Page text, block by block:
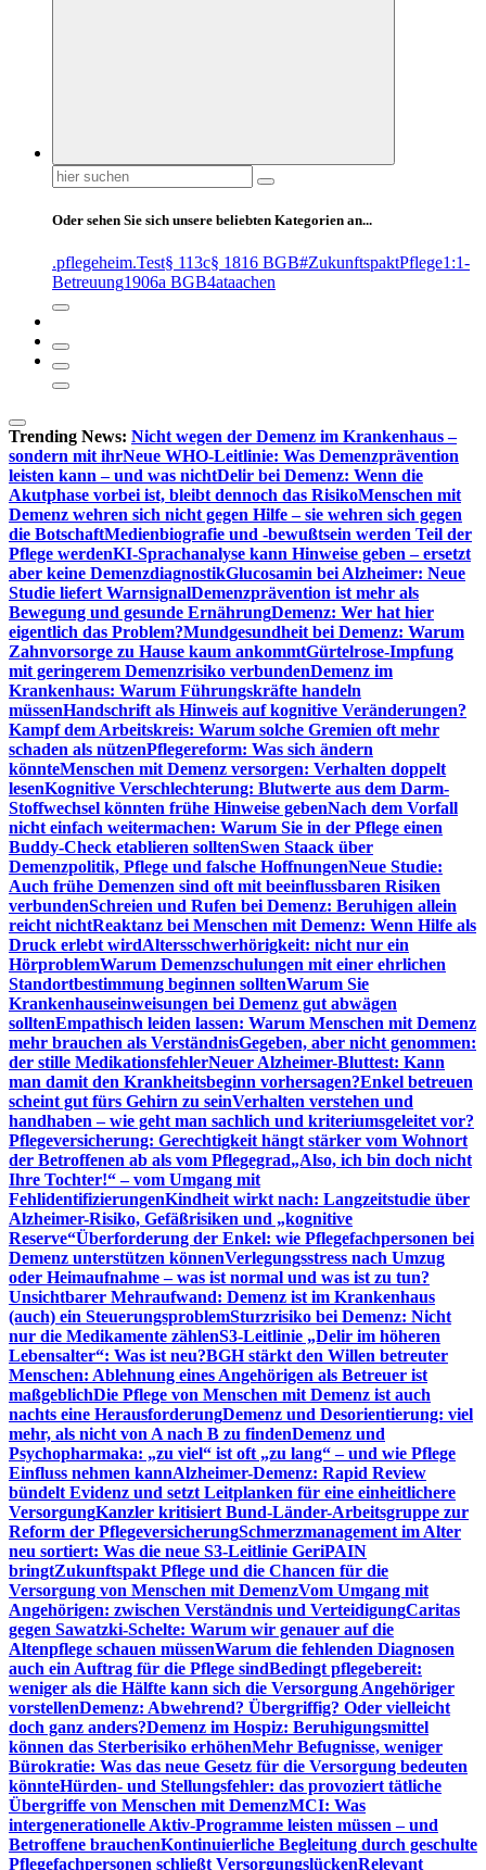
Suchen
nach:
Oder sehen Sie sich unsere beliebten Kategorien an...
.pflegeheim.Test§ 113c§ 1816 BGB#ZukunftspaktPflege1:1-
Betreuung1906a BGB4ataachen
Trending News: Nicht wegen der Demenz im Krankenhaus –
sondern mit ihrNeue WHO-Leitlinie: Was Demenzprävention
leisten kann – und was nichtDelir bei Demenz: Wenn die
Akutphase vorbei ist, bleibt dennoch das RisikoMenschen mit
Demenz wehren sich nicht gegen Hilfe – sie wehren sich gegen
die BotschaftMedienbiografie und -bewußtsein werden Teil der
Pflege werdenKI-Sprachanalyse kann Hinweise geben – ersetzt
aber keine DemenzdiagnostikGlucosamin bei Alzheimer: Neue
Studie liefert WarnsignalDemenzprävention ist mehr als
Bewegung und gesunde ErnährungDemenz: Wer hat hier
eigentlich das Problem?Mundgesundheit bei Demenz: Warum
Zahnvorsorge zu Hause kaum ankommtGürtelrose-Impfung
mit geringerem Demenzrisiko verbundenDemenz im
Krankenhaus: Warum Führungskräfte handeln
müssenHandschrift als Hinweis auf kognitive Veränderungen?
Kampf dem Arbeitskreis: Warum solche Gremien oft mehr
schaden als nützenPflegereform: Was sich ändern
könnteMenschen mit Demenz versorgen: Verhalten doppelt
lesenKognitive Verschlechterung: Blutwerte aus dem Darm-
Stoffwechsel könnten frühe Hinweise gebenNach dem Vorfall
nicht einfach weitermachen: Warum Sie in der Pflege einen
Buddy-Check etablieren solltenSwen Staack über
Demenzpolitik, Pflege und falsche HoffnungenNeue Studie:
Auch frühe Demenzen sind oft mit beeinflussbaren Risiken
verbundenSchreien und Rufen bei Demenz: Beruhigen allein
reicht nichtReaktanz bei Menschen mit Demenz: Wenn Hilfe als
Druck erlebt wirdAltersschwerhörigkeit: nicht nur ein
HörproblemWarum Demenzschulungen mit einer ehrlichen
Standortbestimmung beginnen solltenWarum Sie
Krankenhauseinweisungen bei Demenz gut abwägen
solltenEmpathisch leiden lassen: Warum Menschen mit Demenz
mehr brauchen als VerständnisGegeben, aber nicht genommen:
der stille MedikationsfehlerNeuer Alzheimer-Bluttest: Kann
man damit den Krankheitsbeginn vorhersagen?Enkel betreuen
scheint gut fürs Gehirn zu seinVerhalten verstehen und
handhaben – wie geht man sachlich und kriteriumsgeleitet vor?
Pflegeversicherung: Gerechtigkeit hängt stärker vom Wohnort
der Betroffenen ab als vom Pflegegrad„Also, ich bin doch nicht
Ihre Tochter!“ – vom Umgang mit
FehlidentifizierungenKindheit wirkt nach: Langzeitstudie über
Alzheimer-Risiko, Gefäßrisiken und „kognitive
Reserve“Überforderung der Enkel: wie Pflegefachpersonen bei
Demenz unterstützen könnenVerlegungsstress nach Umzug
oder Heimaufnahme – was ist normal und was ist zu tun?
Unsichtbarer Mehraufwand: Demenz ist im Krankenhaus
(auch) ein SteuerungsproblemSturzrisiko bei Demenz: Nicht
nur die Medikamente zählenS3-Leitlinie „Delir im höheren
Lebensalter“: Was ist neu?BGH stärkt den Willen betreuter
Menschen: Ablehnung eines Angehörigen als Betreuer ist
maßgeblichDie Pflege von Menschen mit Demenz ist auch
nachts eine HerausforderungDemenz und Desorientierung: viel
mehr, als nicht von A nach B zu findenDemenz und
Psychopharmaka: „zu viel“ ist oft „zu lang“ – und wie Pflege
Einfluss nehmen kannAlzheimer-Demenz: Rapid Review
bündelt Evidenz und setzt Leitplanken für eine einheitlichere
VersorgungKanzler kritisiert Bund-Länder-Arbeitsgruppe zur
Reform der PflegeversicherungSchmerzmanagement im Alter
neu sortiert: Was die neue S3-Leitlinie GeriPAIN
bringtZukunftspakt Pflege und die Chancen für die
Versorgung von Menschen mit DemenzVom Umgang mit
Angehörigen: zwischen Verständnis und VerteidigungCaritas
gegen Sawatzki-Schelte: Warum wir genauer auf die
Altenpflege schauen müssenWarum die fehlenden Diagnosen
auch ein Auftrag für die Pflege sindBedingt pflegebereit:
weniger als die Hälfte kann sich die Versorgung Angehöriger
vorstellenDemenz: Abwehrend? Übergriffig? Oder vielleicht
doch ganz anders?Demenz im Hospiz: Beruhigungsmittel
können das Sterberisiko erhöhenMehr Befugnisse, weniger
Bürokratie: Was das neue Gesetz für die Versorgung bedeuten
könnteHürden- und Stellungsfehler: das provoziert tätliche
Übergriffe von Menschen mit DemenzMCI: Was
intergenerationelle Aktiv-Programme leisten müssen – und
Betroffene brauchenKontinuierliche Begleitung durch geschulte
Pflegefachpersonen schließt VersorgungslückenRelevant